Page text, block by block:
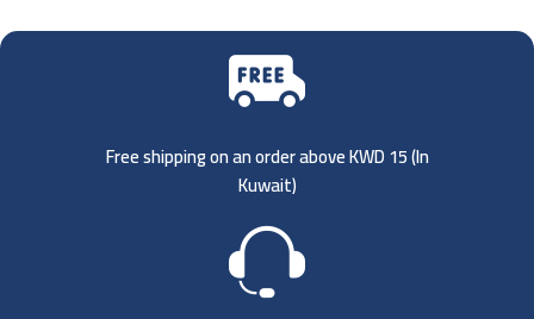
Free shipping on an order above KWD 15 (In
Kuwait)